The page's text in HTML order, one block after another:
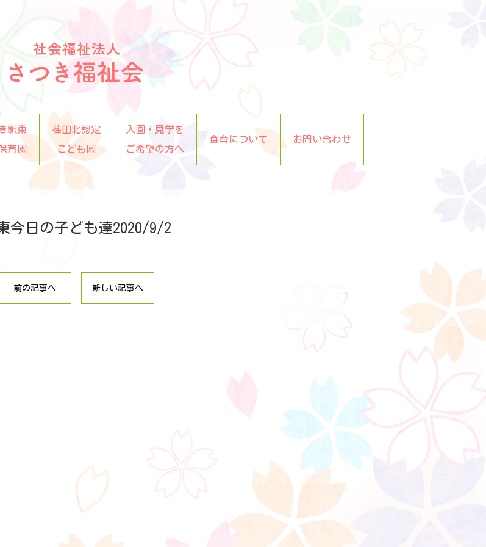
駅東
育園
荏田北認定
こども園
入園・見学を
ご希望の方へ
食育について お問い合わせ
今日の子ども達2020/9/2
前の記事へ 新しい記事へ